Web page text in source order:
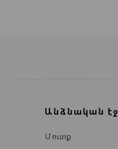
Անձնական էջ
Մուտք